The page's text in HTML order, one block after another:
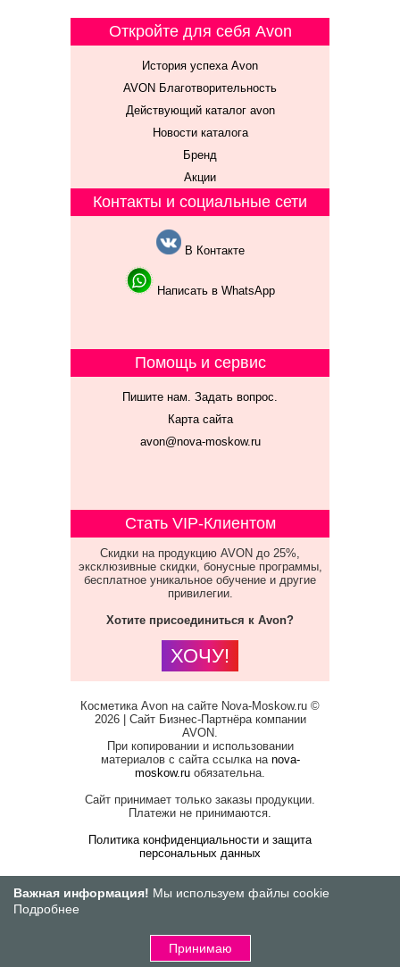
Откройте для себя Avon
История успеха Avon
AVON Благотворительность
Действующий каталог avon
Новости каталога
Бренд
Акции
Контакты и социальные сети
В Контакте
Написать в WhatsApp
Помощь и сервис
Пишите нам. Задать вопрос.
Карта сайта
avon@nova-moskow.ru
Стать VIP-Клиентом
Скидки на продукцию AVON до 25%,
эксклюзивные скидки, бонусные программы,
бесплатное уникальное обучение и другие
привилегии.
Хотите присоединиться к Avon?
ХОЧУ!
Косметика Avon на сайте Nova-Moskow.ru ©
2026 | Сайт Бизнес-Партнёра компании
AVON.
При копировании и использовании
материалов с сайта ссылка на nova-
moskow.ru обязательна.
Сайт принимает только заказы продукции.
Платежи не принимаются.
Политика конфиденциальности и защита
персональных данных
Важная информация! Мы используем файлы cookie
Подробнее
Принимаю